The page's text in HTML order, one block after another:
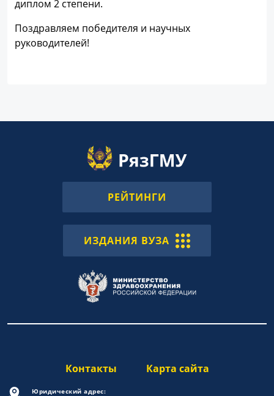
диплом 2 степени.
Поздравляем победителя и научных
руководителей!
РЕЙТИНГИ
ИЗДАНИЯ ВУЗА
Контакты Карта сайта
Юридический адрес: